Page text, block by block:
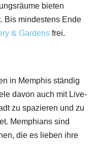
bieten
Bis mindestens Ende
& Gardens frei.
in Memphis ständig
davon auch mit Live-
zu spazieren und zu
Memphians sind
die es lieben ihre